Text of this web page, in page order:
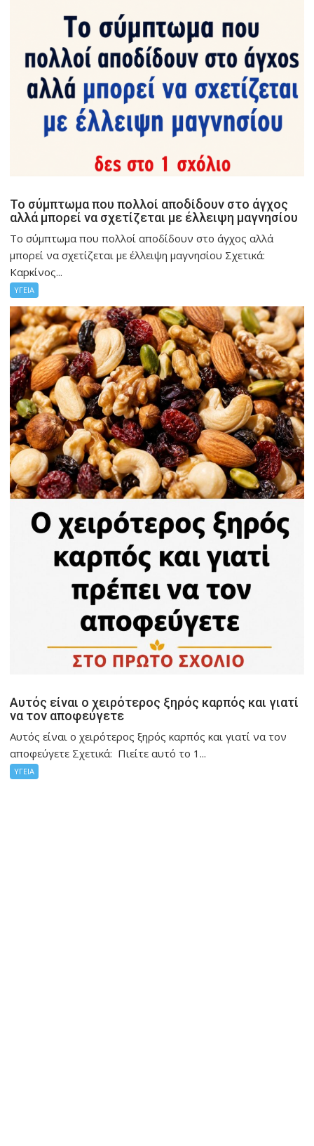
Το σύμπτωμα που πολλοί αποδίδουν στο άγχος
αλλά μπορεί να σχετίζεται με έλλειψη μαγνησίου
Το σύμπτωμα που πολλοί αποδίδουν στο άγχος αλλά
μπορεί να σχετίζεται με έλλειψη μαγνησίου Σχετικά:
Καpκίνος...
ΥΓΕΙΑ
Αυτός είναι ο χειρότερος ξηρός καρπός και γιατί
να τον αποφεύγετε
Αυτός είναι ο χειρότερος ξηρός καρπός και γιατί να τον
αποφεύγετε Σχετικά: Πιείτε αυτό το 1...
ΥΓΕΙΑ